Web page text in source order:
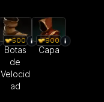
500
Botas
de
Velocid
ad
900
Capa